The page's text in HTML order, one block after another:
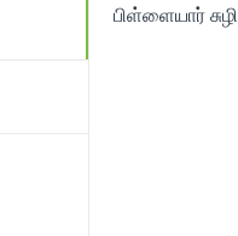
பிள்ளையார் சுழி